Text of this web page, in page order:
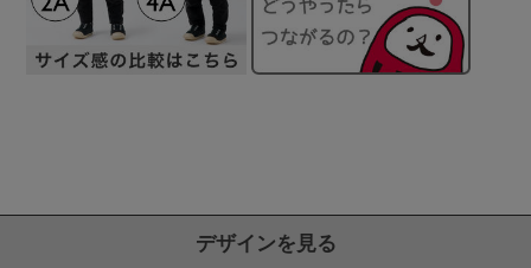
デザインを見る